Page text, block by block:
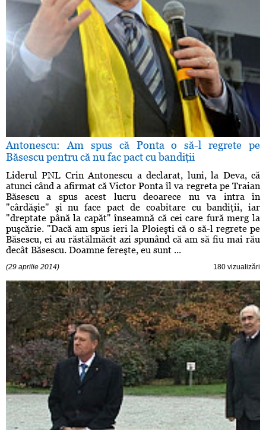
Antonescu: Am spus că Ponta o să-l regrete pe
Băsescu pentru că nu fac pact cu bandiţii
Liderul PNL Crin Antonescu a declarat, luni, la Deva, că
atunci când a afirmat că Victor Ponta îl va regreta pe Traian
Băsescu a spus acest lucru deoarece nu va intra în
"cârdăşie" şi nu face pact de coabitare cu bandiţii, iar
"dreptate până la capăt" înseamnă că cei care fură merg la
puşcărie. "Dacă am spus ieri la Ploieşti că o să-l regrete pe
Băsescu, ei au răstălmăcit azi spunând că am să fiu mai rău
decât Băsescu. Doamne fereşte, eu sunt ...
(29 aprilie 2014) 180 vizualizări